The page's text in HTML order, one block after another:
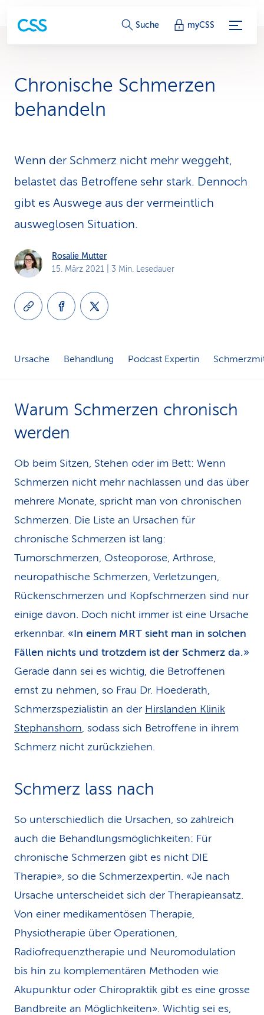
S
r
e
-
Suche myCSS
Chronische Schmerzen
behandeln
Wenn der Schmerz nicht mehr weggeht,
belastet das Betroffene sehr stark. Dennoch
gibt es Auswege aus der vermeintlich
ausweglosen Situation.
Rosalie Mutter
15. März 2021 | 3 Min. Lesedauer
Ursache Behandlung Podcast Expertin
Warum Schmerzen chronisch
werden
Ob beim Sitzen, Stehen oder im Bett: Wenn
Schmerzen nicht mehr nachlassen und das über
mehrere Monate, spricht man von chronischen
Schmerzen. Die Liste an Ursachen für
chronische Schmerzen ist lang:
Tumorschmerzen, Osteoporose, Arthrose,
neuropathische Schmerzen, Verletzungen,
Rückenschmerzen und Kopfschmerzen sind nur
einige davon. Doch nicht immer ist eine Ursache
erkennbar. «In einem MRT sieht man in solchen
Fällen nichts und trotzdem ist der Schmerz da.»
Gerade dann sei es wichtig, die Betroffenen
ernst zu nehmen, so Frau Dr. Hoederath,
Schmerzspezialistin an der Hirslanden Klinik
Stephanshorn, sodass sich Betroffene in ihrem
Schmerz nicht zurückziehen.
Schmerz lass nach
So unterschiedlich die Ursachen, so zahlreich
auch die Behandlungsmöglichkeiten: Für
chronische Schmerzen gibt es nicht DIE
Therapie», so die Schmerzexpertin. «Je nach
Ursache unterscheidet sich der Therapieansatz.
Von einer medikamentösen Therapie,
Physiotherapie über Operationen,
Radiofrequenztherapie und Neuromodulation
bis hin zu komplementären Methoden wie
Akupunktur oder Chiropraktik gibt es eine grosse
Bandbreite an Möglichkeiten». Wichtig sei es,